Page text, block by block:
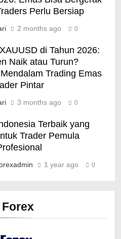
Perlu Bersiap
2 months ago 0
di Tahun 2026:
Naik atau Turun?
Trading Emas
Pintar
3 months ago 0
Terbaik yang
Trader Pemula
1 year ago 0